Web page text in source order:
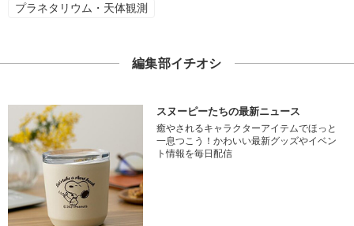
プラネタリウム・天体観測
編集部イチオシ
スヌーピーたちの最新ニュース
癒やされるキャラクターアイテムでほっと
一息つこう！かわいい最新グッズやイベン
ト情報を毎日配信